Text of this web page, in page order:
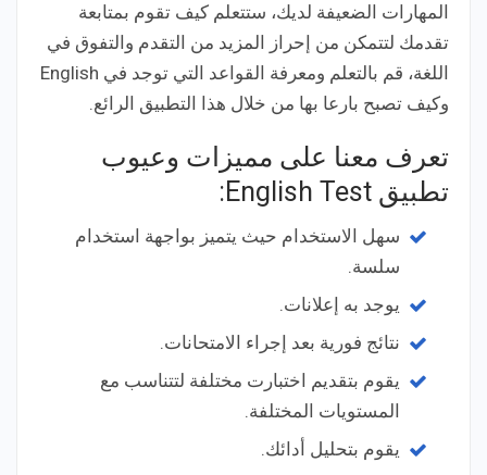
المهارات الضعيفة لديك، ستتعلم كيف تقوم بمتابعة
تقدمك لتتمكن من إحراز المزيد من التقدم والتفوق في
اللغة، قم بالتعلم ومعرفة القواعد التي توجد في English
وكيف تصبح بارعا بها من خلال هذا التطبيق الرائع.
تعرف معنا على مميزات وعيوب
تطبيق English Test:
سهل الاستخدام حيث يتميز بواجهة استخدام
سلسة.
يوجد به إعلانات.
نتائج فورية بعد إجراء الامتحانات.
يقوم بتقديم اختبارت مختلفة لتتناسب مع
المستويات المختلفة.
يقوم بتحليل أدائك.